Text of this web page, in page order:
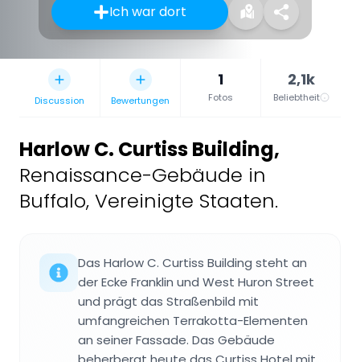
Ich war dort
Discussion Bewertungen
1
Fotos
2,1k
Beliebtheit
Harlow C. Curtiss Building,
Renaissance-Gebäude in
Buffalo, Vereinigte Staaten.
Das Harlow C. Curtiss Building steht an
der Ecke Franklin und West Huron Street
und prägt das Straßenbild mit
umfangreichen Terrakotta-Elementen
an seiner Fassade. Das Gebäude